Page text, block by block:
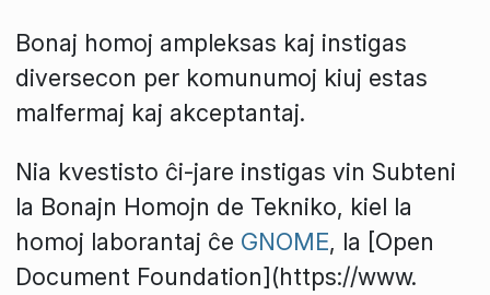
Bonaj homoj ampleksas kaj instigas
diversecon per komunumoj kiuj estas
malfermaj kaj akceptantaj.
Nia kvestisto ĉi-jare instigas vin Subteni
la Bonajn Homojn de Tekniko, kiel la
homoj laborantaj ĉe GNOME, la [Open
Document Foundation](https://www.